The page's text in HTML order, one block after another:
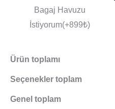
Bagaj Havuzu
İstiyorum(+899₺)
Ürün toplamı
Seçenekler toplam
Genel toplam